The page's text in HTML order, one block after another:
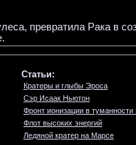
превратила Рака в
Статьи:
Кратеры и глыбы Эроса
Сэр Исаак Ньютон
Фронт ионизации в туманности
Флот высоких энергий
Ледяной кратер на Марсе